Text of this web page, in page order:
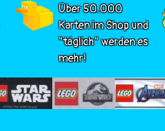
Über 50.000
Karten im Shop und
"täglich" werden es
mehr!